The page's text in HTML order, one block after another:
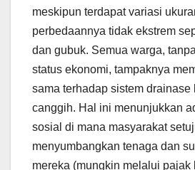
meskipun terdapat variasi
perbedaannya tidak ekstrem
dan gubuk. Semua warga,
status ekonomi, tampaknya
sama terhadap sistem drainase
canggih. Hal ini menunjukkan
sosial di mana masyarakat
menyumbangkan tenaga dan
mereka (mungkin melalui pajak